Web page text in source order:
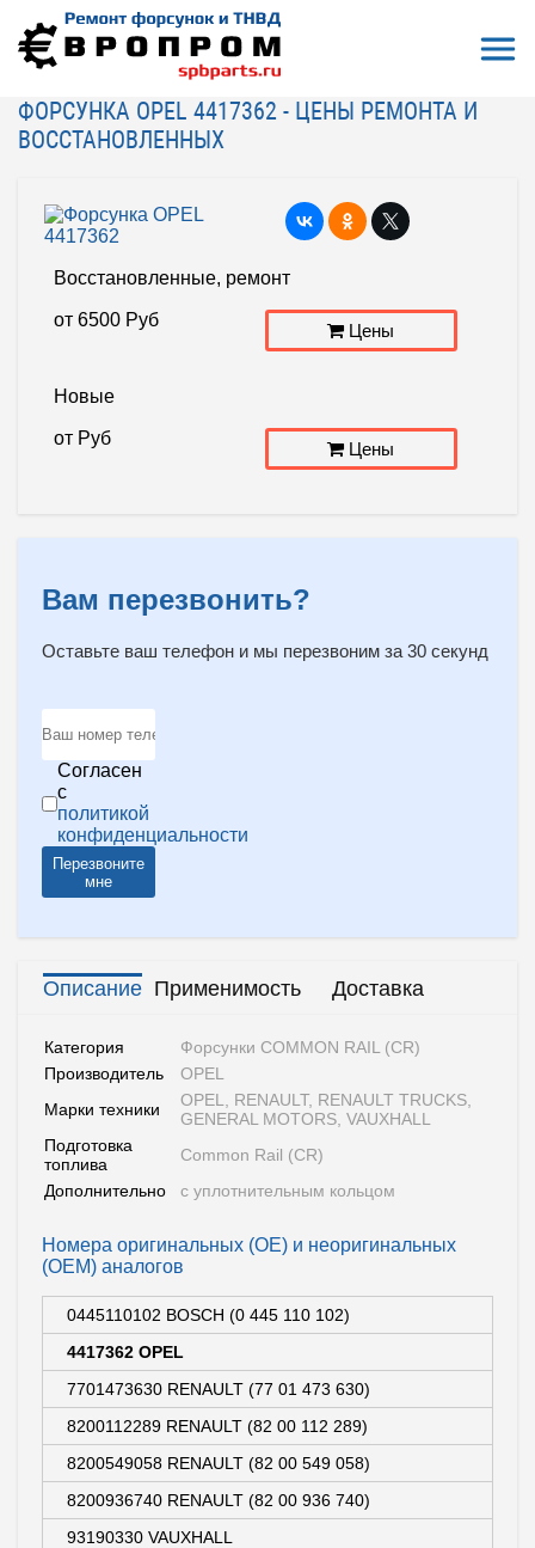
На главную Ремонт, восстановление
Форсунки COMMON RAIL (CR)
Форсунка OPEL 4417362
ФОРСУНКА OPEL 4417362 - ЦЕНЫ РЕМОНТА И
ВОССТАНОВЛЕННЫХ
Восстановленные, ремонт
от 6500 Руб
Цены
Новые
от Руб
Цены
Вам перезвонить?
Оставьте ваш телефон и мы перезвоним за 30 секунд
Согласен
с
политикой
конфиденциальности
Перезвоните
мне
Описание Применимость Доставка
Категория
Форсунки COMMON RAIL (CR)
Производитель
OPEL
Марки техники
OPEL, RENAULT, RENAULT TRUCKS,
GENERAL MOTORS, VAUXHALL
Подготовка
топлива
Common Rail (СR)
Дополнительно
с уплотнительным кольцом
Номера оригинальных (OE) и неоригинальных
(OEM) аналогов
0445110102 BOSCH (0 445 110 102)
4417362 OPEL
7701473630 RENAULT (77 01 473 630)
8200112289 RENAULT (82 00 112 289)
8200549058 RENAULT (82 00 549 058)
8200936740 RENAULT (82 00 936 740)
93190330 VAUXHALL